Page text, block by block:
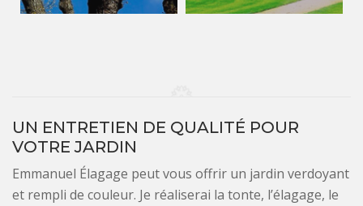
UN ENTRETIEN DE QUALITÉ POUR
VOTRE JARDIN
Emmanuel Élagage peut vous offrir un jardin verdoyant
et rempli de couleur. Je réaliserai la tonte, l’élagage, le